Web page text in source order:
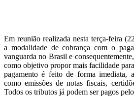
Em reunião realizada nesta terça-feira
a modalidade de cobrança com o
vanguarda no Brasil e
como objetivo propor mais facilidade
pagamento é feito de forma imediata,
como emissões de notas fiscais,
Todos os tributos já podem ser pagos